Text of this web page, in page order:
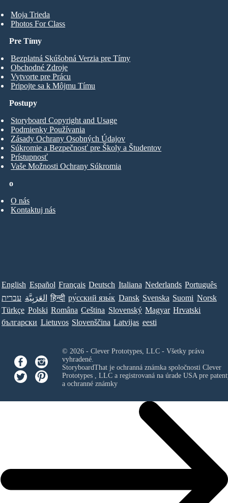
Moja Trieda
Photos For Class
Pre Tímy
Bezplatná Skúšobná Verzia pre Tímy
Obchodné Zdroje
Vytvorte pre Prácu
Pripojte sa k Môjmu Tímu
o
O nás
Kontaktuj nás
Postupy
Storyboard Copyright and Usage
Podmienky Používania
Zásady Ochrany Osobných Údajov
Súkromie a Bezpečnosť pre Školy a Študentov
Prístupnosť
Vaše Možnosti Ochrany Súkromia
English Español Français Deutsch Italiana Nederlands Português
עברית العَرَبِيَّة हिन्दी ру́сский язы́к Dansk Svenska Suomi Norsk
Türkçe Polski Româna Ceština Slovenský Magyar Hrvatski
български Lietuvos Slovenščina Latvijas eesti
© 2026 - Clever Prototypes, LLC - Všetky práva
vyhradené.
StoryboardThat je ochranná známka spoločnosti Clever
Prototypes , LLCa registrovaná na úrade USA pre
a ochranné známky